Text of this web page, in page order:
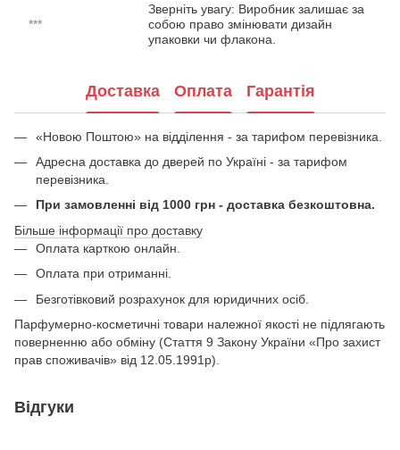
***
Зверніть увагу: Виробник залишає за
собою право змінювати дизайн
упаковки чи флакона.
Доставка Оплата Гарантія
«Новою Поштою» на відділення - за тарифом перевізника.
Адресна доставка до дверей по Україні - за тарифом
перевізника.
При замовленні від 1000 грн - доставка безкоштовна.
Більше інформації про доставку
Оплата карткою онлайн.
Оплата при отриманні.
Безготівковий розрахунок для юридичних осіб.
Парфумерно-косметичні товари належної якості не підлягають
поверненню або обміну (Стаття 9 Закону України «Про захист
прав споживачів» від 12.05.1991р).
Відгуки